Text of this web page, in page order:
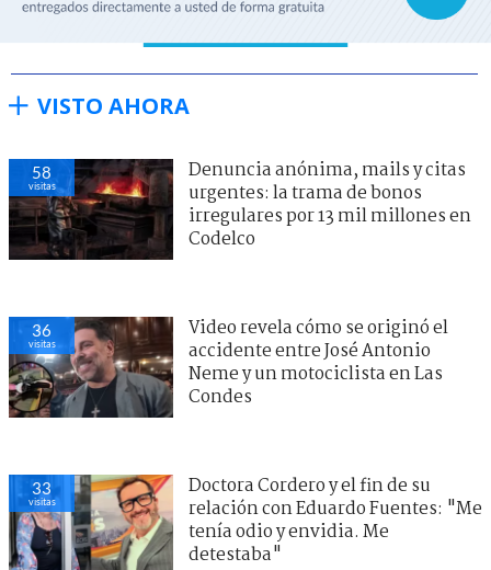
VISTO AHORA
58
visitas
Denuncia anónima, mails y citas
urgentes: la trama de bonos
irregulares por 13 mil millones en
Codelco
36
visitas
Video revela cómo se originó el
accidente entre José Antonio
Neme y un motociclista en Las
Condes
33
visitas
Doctora Cordero y el fin de su
relación con Eduardo Fuentes: "Me
tenía odio y envidia. Me
detestaba"